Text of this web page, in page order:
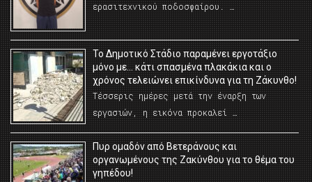
ερασιτεχνικού ποδοσφαίρου. …
Το Δημοτικό Στάδιο παραμένει εργοτάξιο
μόνο με… κάτι σπασμένα πλακάκια και ο
χρόνος τελειώνει επικίνδυνα για τη Ζάκυνθο!
Τέσσερις ημέρες μετά την έναρξη των
εργασιών, η εικόνα προκαλεί …
Πυρ ομαδόν από Βετεράνους και
οργανωμένους της Ζακύνθου για το θέμα του
γηπέδου!